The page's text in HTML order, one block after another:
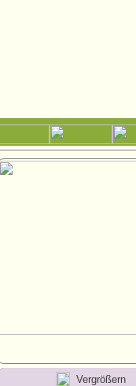
Vergrößern